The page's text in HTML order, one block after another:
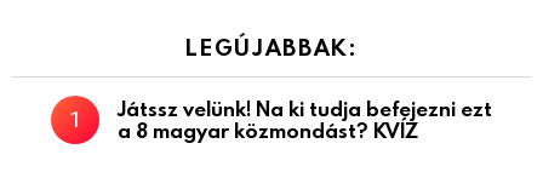
LEGÚJABBAK:
Játssz velünk! Na ki tudja befejezni ezt
a 8 magyar közmondást? KVÍZ